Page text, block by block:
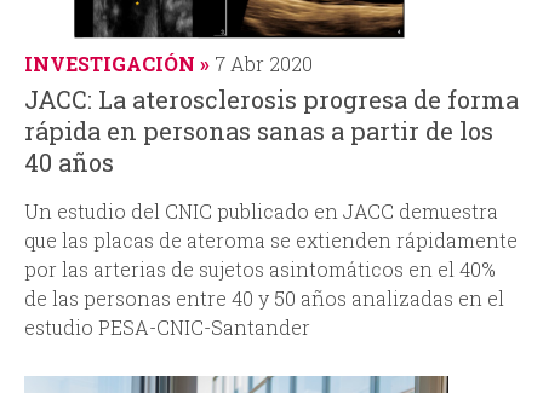
INVESTIGACIÓN 7 Abr 2020
JACC: La aterosclerosis progresa de forma
rápida en personas sanas a partir de los
40 años
Un estudio del CNIC publicado en JACC demuestra
que las placas de ateroma se extienden rápidamente
por las arterias de sujetos asintomáticos en el 40%
de las personas entre 40 y 50 años analizadas en el
estudio PESA-CNIC-Santander